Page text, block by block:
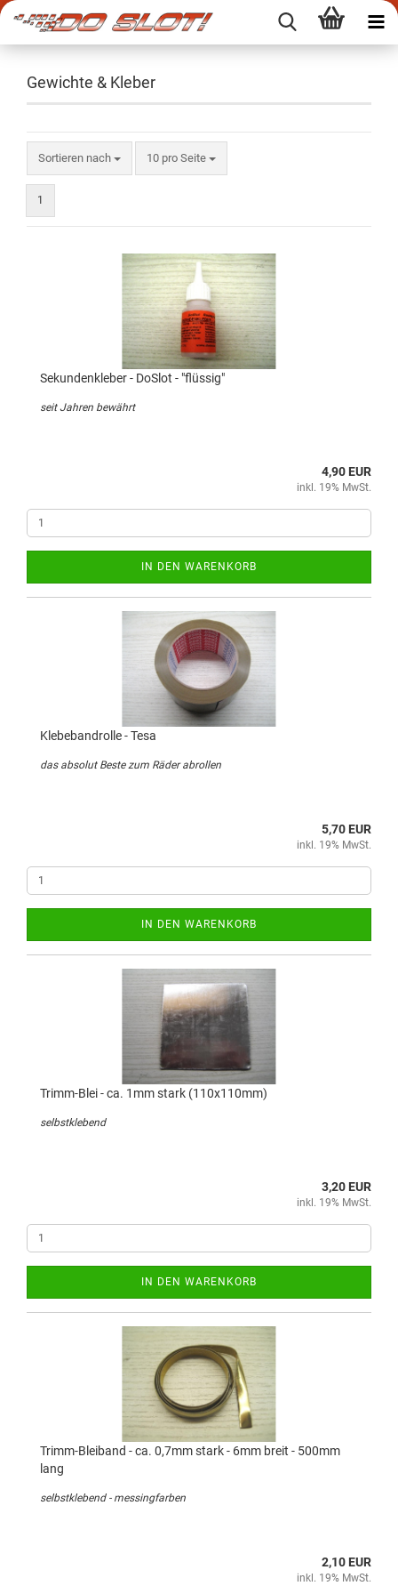
Gewichte & Kleber
Sortieren nach 10 pro Seite
1
Sekundenkleber - DoSlot - "flüssig"
seit Jahren bewährt
4,90 EUR
inkl. 19% MwSt.
IN DEN WARENKORB
Klebebandrolle - Tesa
das absolut Beste zum Räder abrollen
5,70 EUR
inkl. 19% MwSt.
IN DEN WARENKORB
Trimm-Blei - ca. 1mm stark (110x110mm)
selbstklebend
3,20 EUR
inkl. 19% MwSt.
IN DEN WARENKORB
Trimm-Bleiband - ca. 0,7mm stark - 6mm breit - 500mm
lang
selbstklebend - messingfarben
2,10 EUR
inkl. 19% MwSt.